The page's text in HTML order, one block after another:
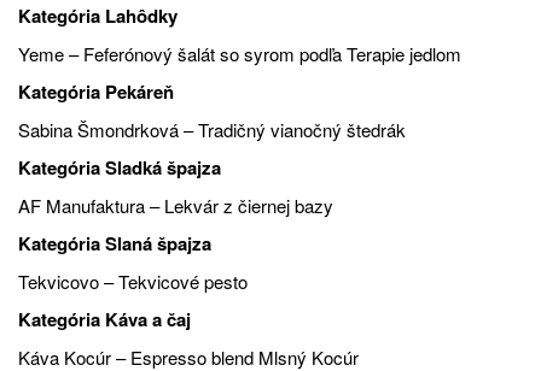
Kategória Lahôdky
Yeme – Feferónový šalát so syrom podľa Terapie jedlom
Kategória Pekáreň
Sabina Šmondrková – Tradičný vianočný štedrák
Kategória Sladká špajza
AF Manufaktura – Lekvár z čiernej bazy
Kategória Slaná špajza
Tekvicovo – Tekvicové pesto
Kategória Káva a čaj
Káva Kocúr – Espresso blend Mlsný Kocúr